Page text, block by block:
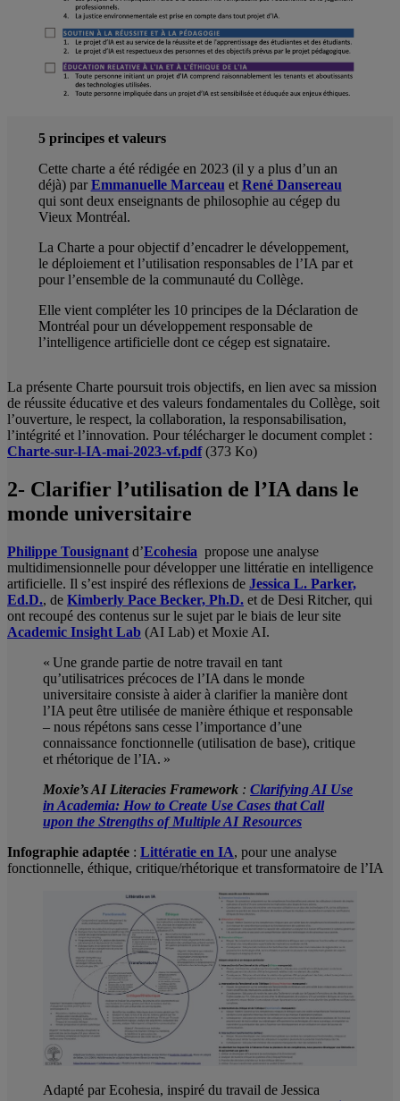
5 principes et valeurs
Cette charte a été rédigée en 2023 (il y a plus d’un an
déjà) par Emmanuelle Marceau et René Dansereau
qui sont deux enseignants de philosophie au cégep du
Vieux Montréal.
La Charte a pour objectif d’encadrer le développement,
le déploiement et l’utilisation responsables de l’IA par et
pour l’ensemble de la communauté du Collège.
Elle vient compléter les 10 principes de la Déclaration de
Montréal pour un développement responsable de
l’intelligence artificielle dont ce cégep est signataire.
La présente Charte poursuit trois objectifs, en lien avec sa mission
de réussite éducative et des valeurs fondamentales du Collège, soit
l’ouverture, le respect, la collaboration, la responsabilisation,
l’intégrité et l’innovation. Pour télécharger le document complet :
Charte-sur-l-IA-mai-2023-vf.pdf(373 Ko)
2- Clarifier l’utilisation de l’IA dans le
monde universitaire
Philippe Tousignant d’Ecohesia propose une analyse
multidimensionnelle pour développer une littératie en intelligence
artificielle. Il s’est inspiré des réflexions de Jessica L. Parker,
Ed.D., de Kimberly Pace Becker, Ph.D. et de Desi Ritcher, qui
ont recoupé des contenus sur le sujet par le biais de leur site
Academic Insight Lab (AI Lab) et Moxie AI.
« Une grande partie de notre travail en tant
qu’utilisatrices précoces de l’IA dans le monde
universitaire consiste à aider à clarifier la manière dont
l’IA peut être utilisée de manière éthique et responsable
– nous répétons sans cesse l’importance d’une
connaissance fonctionnelle (utilisation de base), critique
et rhétorique de l’IA. »
Moxie’s AI Literacies Framework : Clarifying AI Use
in Academia: How to Create Use Cases that Call
upon the Strengths of Multiple AI Resources
Infographie adaptée : Littératie en IA, pour une analyse
fonctionnelle, éthique, critique/rhétorique et transformatoire de l’IA
Adapté par Ecohesia, inspiré du travail de Jessica